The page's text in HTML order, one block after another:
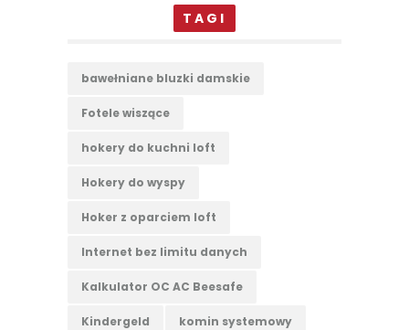
TAGI
bawełniane bluzki damskie
Fotele wiszące
hokery do kuchni loft
Hokery do wyspy
Hoker z oparciem loft
Internet bez limitu danych
Kalkulator OC AC Beesafe
Kindergeld komin systemowy